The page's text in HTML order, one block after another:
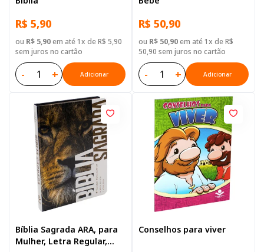
R$ 5,90
ou R$ 5,90em até 1x de R$ 5,90
sem juros no cartão
- + Adicionar
R$ 50,90
ou R$ 50,90em até 1x de R$
50,90 sem juros no cartão
- + Adicionar
Bíblia Sagrada ARA, para
Mulher, Letra Regular,
Conselhos para viver